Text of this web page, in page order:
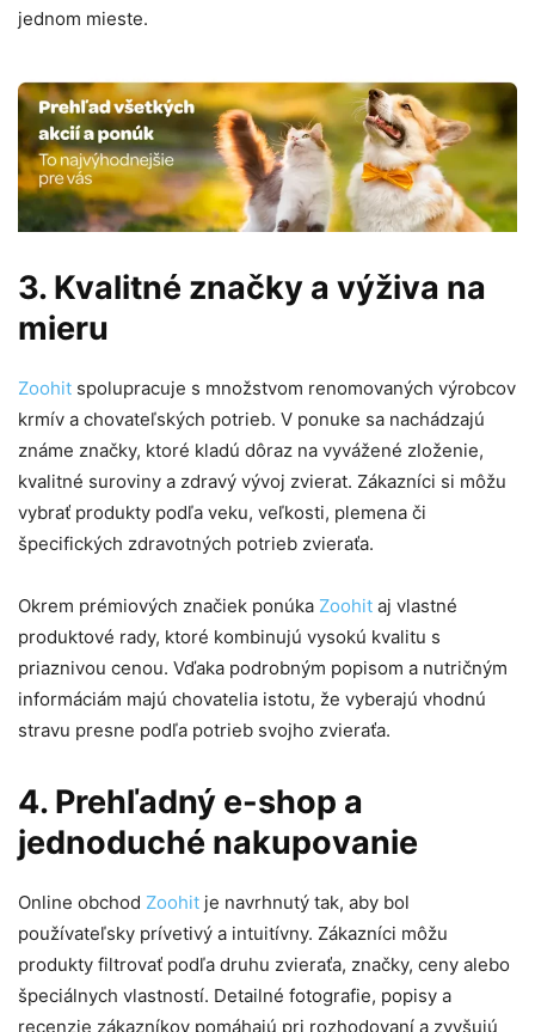
jednom mieste.
3. Kvalitné značky a výživa na
mieru
Zoohit spolupracuje s množstvom renomovaných výrobcov
krmív a chovateľských potrieb. V ponuke sa nachádzajú
známe značky, ktoré kladú dôraz na vyvážené zloženie,
kvalitné suroviny a zdravý vývoj zvierat. Zákazníci si môžu
vybrať produkty podľa veku, veľkosti, plemena či
špecifických zdravotných potrieb zvieraťa.
Okrem prémiových značiek ponúka Zoohit aj vlastné
produktové rady, ktoré kombinujú vysokú kvalitu s
priaznivou cenou. Vďaka podrobným popisom a nutričným
informáciám majú chovatelia istotu, že vyberajú vhodnú
stravu presne podľa potrieb svojho zvieraťa.
4. Prehľadný e-shop a
jednoduché nakupovanie
Online obchod Zoohit je navrhnutý tak, aby bol
používateľsky prívetivý a intuitívny. Zákazníci môžu
produkty filtrovať podľa druhu zvieraťa, značky, ceny alebo
špeciálnych vlastností. Detailné fotografie, popisy a
recenzie zákazníkov pomáhajú pri rozhodovaní a zvyšujú